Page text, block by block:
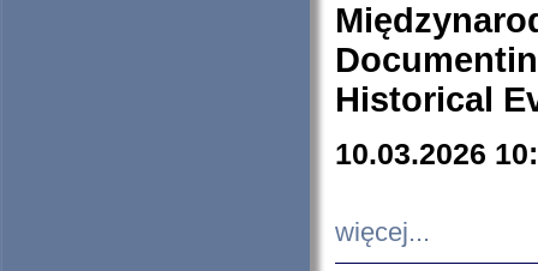
Historical
10.03.2026
więcej...